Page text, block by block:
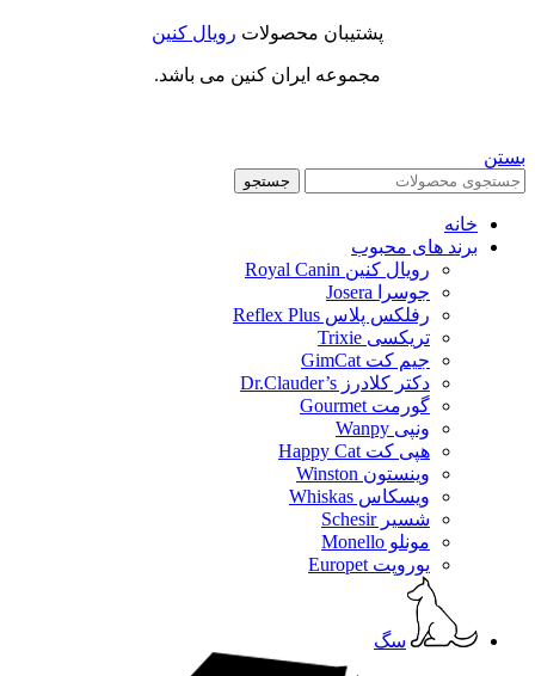
پشتیبان محصولات رویال کنین
مجموعه ایران کنین می باشد.
بستن
جستجو
خانه
برند های محبوب
رویال کنین Royal Canin
جوسرا Josera
رفلکس پلاس Reflex Plus
تریکسی Trixie
جیم کت GimCat
دکتر کلادرز Dr.Clauder’s
گورمت Gourmet
ونپی Wanpy
هپی کت Happy Cat
وینستون Winston
ویسکاس Whiskas
شسیر Schesir
مونلو Monello
یوروپت Europet
سگ